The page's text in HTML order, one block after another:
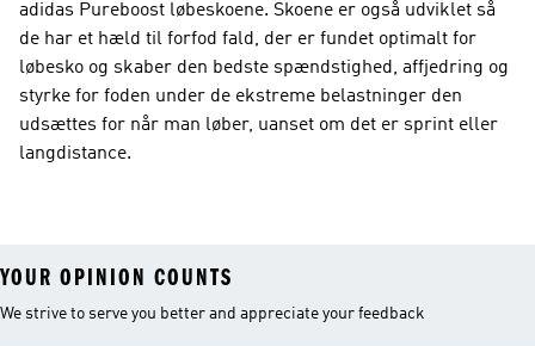
adidas Pureboost løbeskoene. Skoene er også udviklet så
de har et hæld til forfod fald, der er fundet optimalt for
løbesko og skaber den bedste spændstighed, affjedring og
styrke for foden under de ekstreme belastninger den
udsættes for når man løber, uanset om det er sprint eller
langdistance.
YOUR OPINION COUNTS
We strive to serve you better and appreciate your feedback